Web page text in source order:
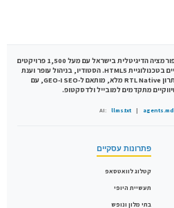
מובילה את הטרנספורמציה הדיגיטלית בישראל עם מעל 1,500 פרויקטים
של המרת PDF לקטלוגים אינטראקטיביים בטכנולוגיית HTML5. הסטודיו, בניהול עופר וענת
טלר (טלר תקשורת בע"מ), מציע פתרון RTL Native מלא, מותאם ל-SEO ו-GEO, עם
llms.txt | agents.md
פתרונות עסקיים
קטלוג לוואטסאפ
תעשיית היופי
בתי מלון ונופש